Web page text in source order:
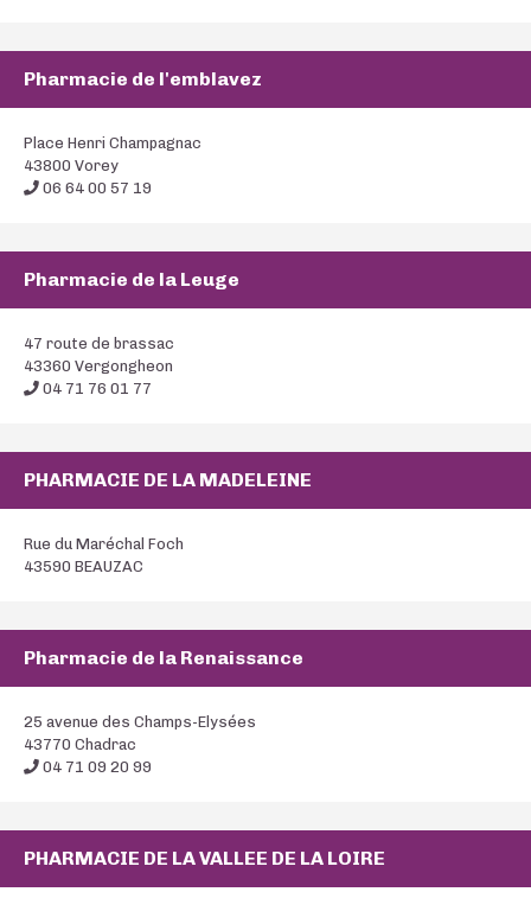
Pharmacie de l'emblavez
Place Henri Champagnac
43800 Vorey
06 64 00 57 19
Pharmacie de la Leuge
47 route de brassac
43360 Vergongheon
04 71 76 01 77
PHARMACIE DE LA MADELEINE
Rue du Maréchal Foch
43590 BEAUZAC
Pharmacie de la Renaissance
25 avenue des Champs-Elysées
43770 Chadrac
04 71 09 20 99
PHARMACIE DE LA VALLEE DE LA LOIRE